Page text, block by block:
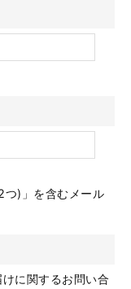
つ)」を含むメール
に関するお問い合